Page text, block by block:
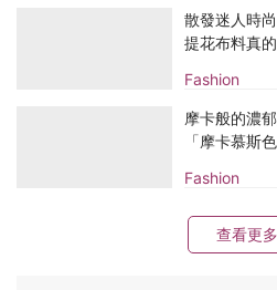
Fashion
散發迷人時
提花布料真
Fashion
摩卡般的濃
「摩卡慕斯
查看更多